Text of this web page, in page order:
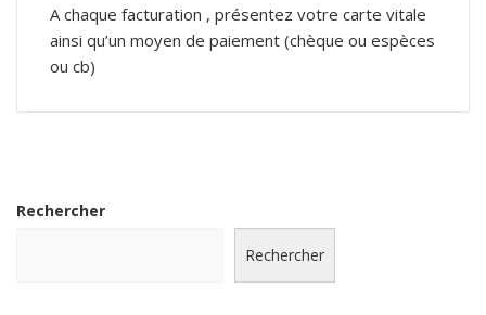
A chaque facturation , présentez votre carte vitale
ainsi qu’un moyen de paiement (chèque ou espèces
ou cb)
Rechercher
Rechercher